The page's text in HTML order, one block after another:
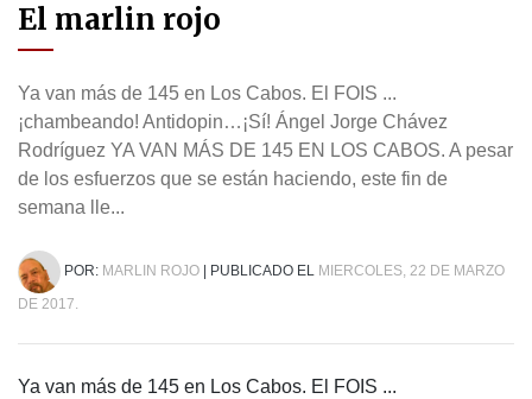
El marlin rojo
Ya van más de 145 en Los Cabos. El FOIS ...
¡chambeando! Antidopin…¡Sí! Ángel Jorge Chávez
Rodríguez YA VAN MÁS DE 145 EN LOS CABOS. A pesar
de los esfuerzos que se están haciendo, este fin de
semana lle...
POR: MARLIN ROJO | PUBLICADO EL MIERCOLES, 22 DE MARZO
DE 2017.
Ya van más de 145 en Los Cabos. El FOIS ...